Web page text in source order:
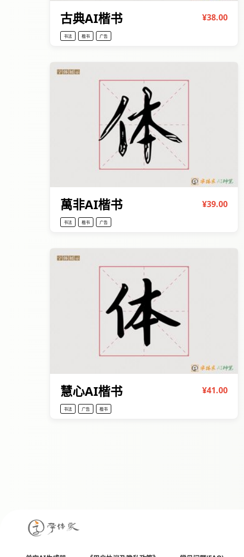
古典AI楷书 ¥38.00
书法 楷书 广告
萬非AI楷书 ¥39.00
书法 楷书 广告
慧心AI楷书 ¥41.00
书法 广告 楷书